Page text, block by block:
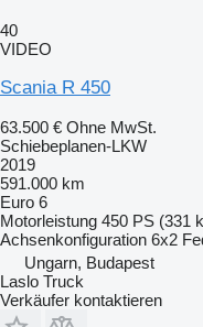
40
VIDEO
Scania R 450
63.500 € Ohne MwSt.
Schiebeplanen-LKW
2019
591.000 km
Euro 6
Motorleistung 450 PS (331
Achsenkonfiguration 6x2
Ungarn, Budapest
Laslo Truck
Verkäufer kontaktieren